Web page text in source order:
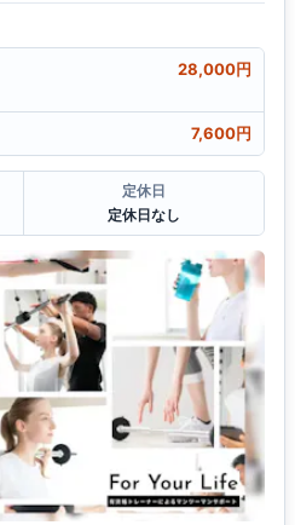
28,000円
7,600円
定休日
定休日なし